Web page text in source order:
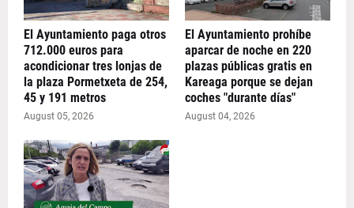
El Ayuntamiento paga otros
712.000 euros para
acondicionar tres lonjas de
la plaza Pormetxeta de 254,
45 y 191 metros
August 05, 2026
El Ayuntamiento prohíbe
aparcar de noche en 220
plazas públicas gratis en
Kareaga porque se dejan
coches "durante días"
August 04, 2026